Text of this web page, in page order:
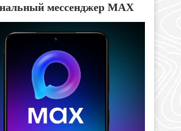
мессенджер MAX